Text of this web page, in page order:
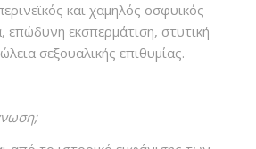
και χαμηλός οσφυικός
επώδυνη εκσπερμάτιση, στυτική
σεξουαλικής επιθυμίας.